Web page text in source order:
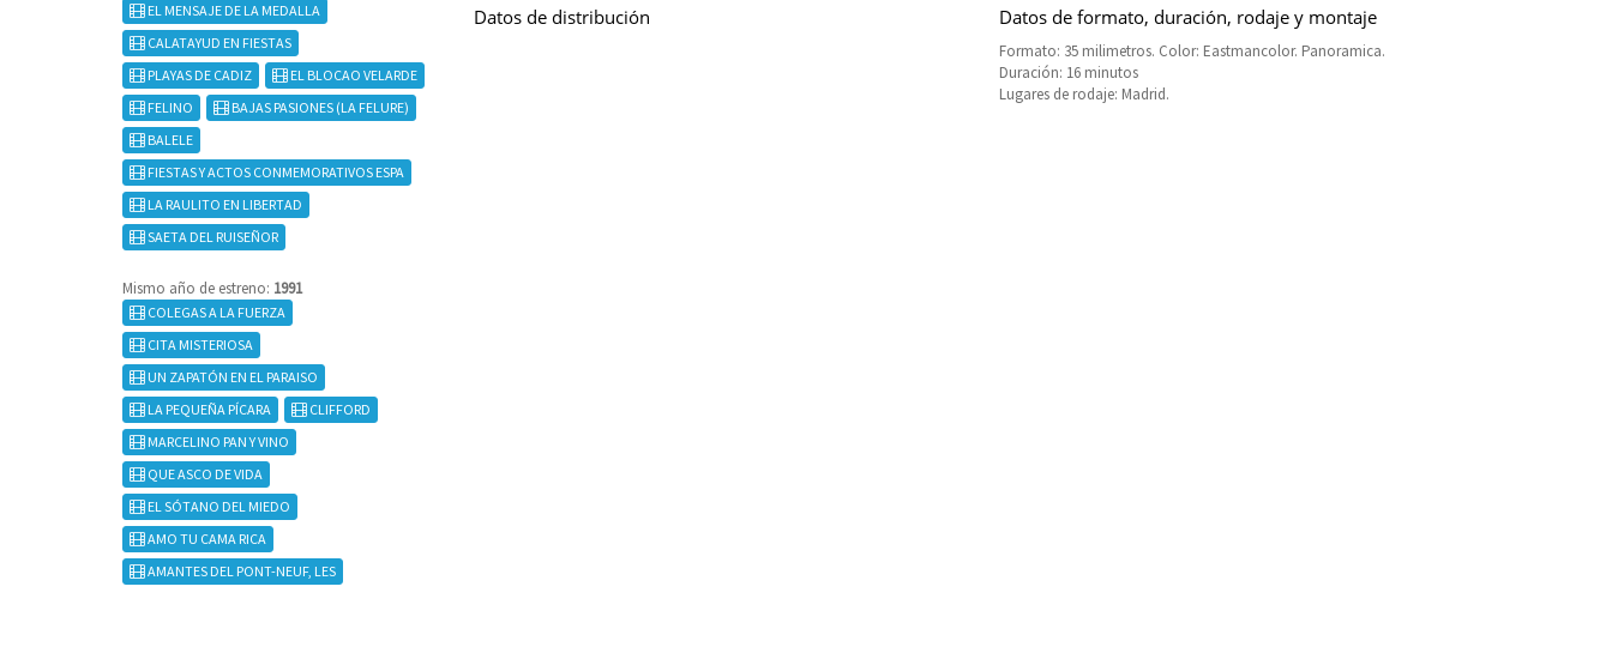
EL MENSAJE DE LA MEDALLA
CALATAYUD EN FIESTAS
PLAYAS DE CADIZ
EL BLOCAO VELARDE
FELINO
BAJAS PASIONES (LA FELURE)
BALELE
FIESTAS Y ACTOS CONMEMORATIVOS ESPA
LA RAULITO EN LIBERTAD
SAETA DEL RUISEÑOR
Mismo año de estreno: 1991
COLEGAS A LA FUERZA
CITA MISTERIOSA
UN ZAPATÓN EN EL PARAISO
LA PEQUEÑA PÍCARA
CLIFFORD
MARCELINO PAN Y VINO
QUE ASCO DE VIDA
EL SÓTANO DEL MIEDO
AMO TU CAMA RICA
AMANTES DEL PONT-NEUF, LES
Datos de distribución Datos de formato, duración, rodaje y montaje
Formato: 35 milimetros. Color: Eastmancolor. Panoramica.
Duración: 16 minutos
Lugares de rodaje: Madrid.